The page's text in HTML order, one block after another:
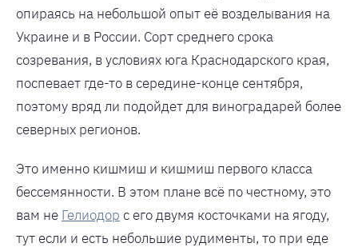
опираясь на небольшой опыт её возделывания на
Украине и в России. Сорт среднего срока
созревания, в условиях юга Краснодарского края,
поспевает где-то в середине-конце сентября,
поэтому вряд ли подойдет для виноградарей более
северных регионов.
Это именно кишмиш и кишмиш первого класса
бессемянности. В этом плане всё по честному, это
вам не Гелиодор с его двумя косточками на ягоду,
тут если и есть небольшие рудименты, то при еде